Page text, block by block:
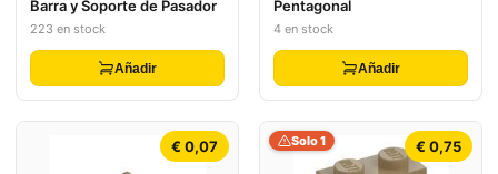
Barra y Soporte de Pasador
223 en stock
Añadir
Pentagonal
4 en stock
Añadir
€ 0,07 € 0,75
Solo 1